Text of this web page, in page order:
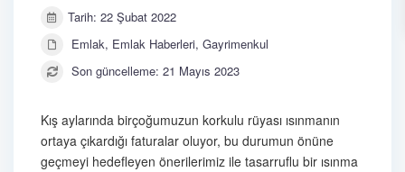
Tarih: 22 Şubat 2022
Emlak, Emlak Haberleri, Gayrimenkul
Son güncelleme: 21 Mayıs 2023
Kış aylarında birçoğumuzun korkulu rüyası ısınmanın
ortaya çıkardığı faturalar oluyor, bu durumun önüne
geçmeyi hedefleyen önerilerimiz ile tasarruflu bir ısınma